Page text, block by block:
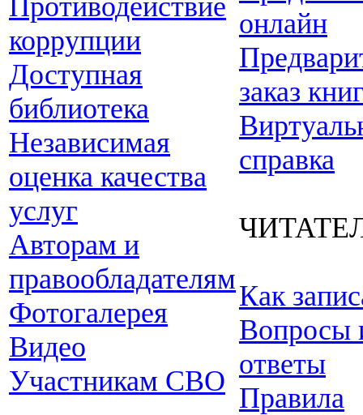
Противодействие
коррупции
Доступная
библиотека
Независимая
оценка качества
услуг
Авторам и
правообладателям
Фотогалерея
Видео
Участникам СВО
онлайн
заказ
справка
Как
Вопросы
ответы
Правила